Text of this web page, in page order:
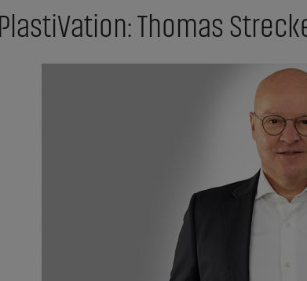
PlastiVation: Thomas